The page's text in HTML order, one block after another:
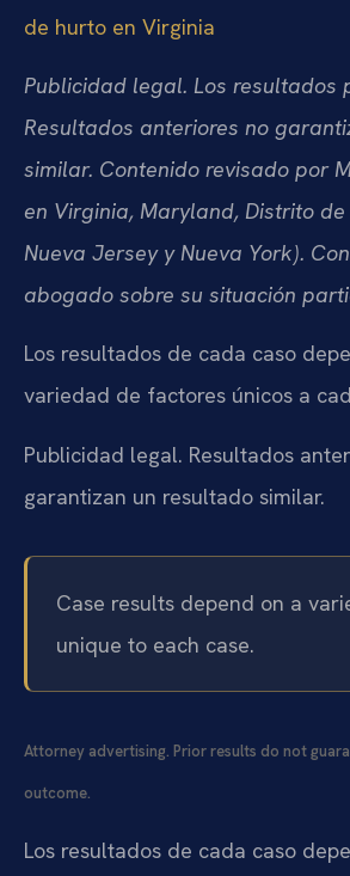
de hurto en Virginia
Publicidad legal. Los resultados
Resultados anteriores no
similar. Contenido revisado por
en Virginia, Maryland, Distrito
Nueva Jersey y Nueva York).
abogado sobre su situación
Los resultados de cada caso
variedad de factores únicos a
Publicidad legal. Resultados
garantizan un resultado similar.
Case results depend on a
unique to each case.
Attorney advertising. Prior results do not
outcome.
Los resultados de cada caso